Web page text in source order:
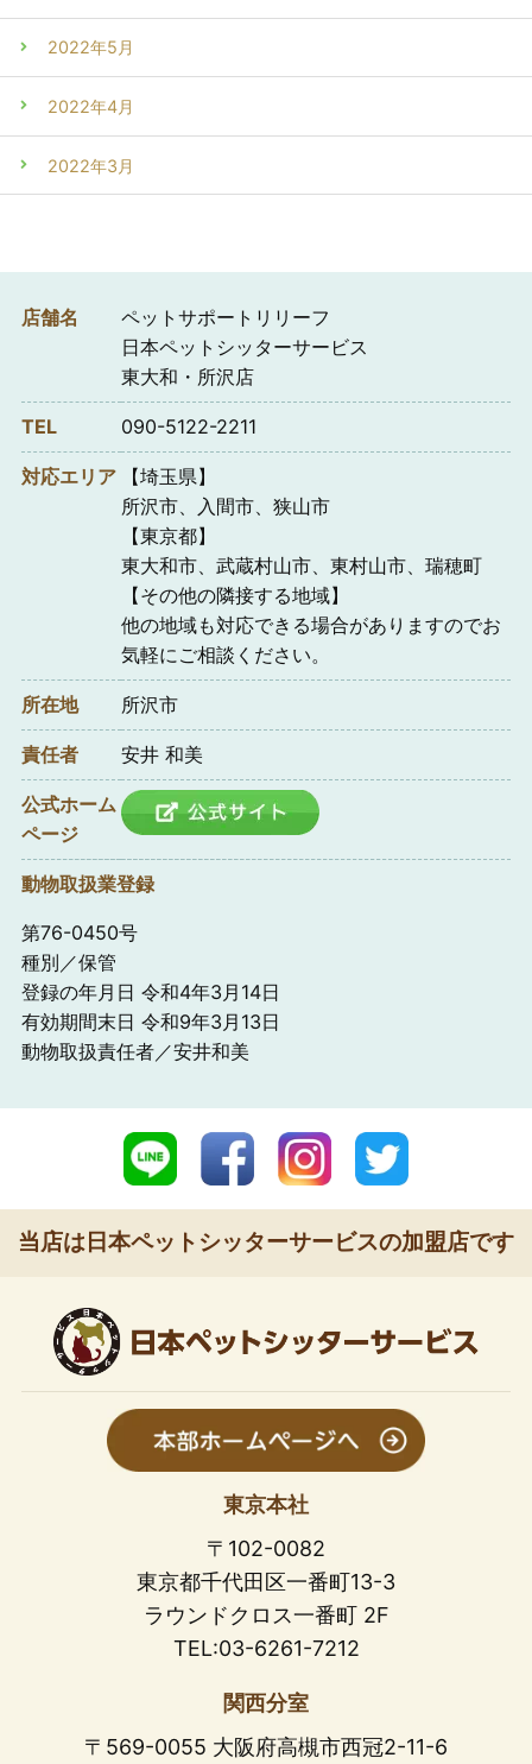
2022年5月
2022年4月
2022年3月
店舗名
ペットサポートリリーフ
日本ペットシッターサービス
東大和・所沢店
TEL 090-5122-2211
対応エリア
【埼玉県】
所沢市、入間市、狭山市
【東京都】
東大和市、武蔵村山市、東村山市、瑞穂町
【その他の隣接する地域】
他の地域も対応できる場合がありますのでお
気軽にご相談ください。
所在地 所沢市
責任者 安井 和美
公式ホーム
ページ
動物取扱業登録
第76-0450号
種別／保管
登録の年月日 令和4年3月14日
有効期間末日 令和9年3月13日
動物取扱責任者／安井和美
当店は日本ペットシッターサービスの加盟店です
東京本社
〒102-0082
東京都千代田区一番町13-3
ラウンドクロス一番町 2F
TEL:03-6261-7212
関西分室
〒569-0055 大阪府高槻市西冠2-11-6